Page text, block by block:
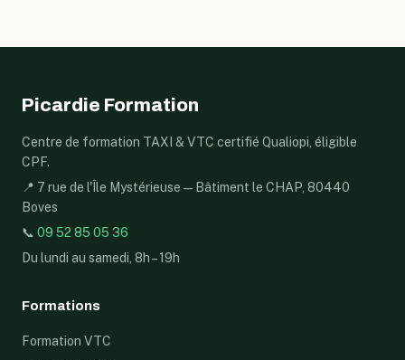
Picardie Formation
Centre de formation TAXI & VTC certifié Qualiopi, éligible
CPF.
📍 7 rue de l'Île Mystérieuse — Bâtiment le CHAP, 80440
Boves
📞 09 52 85 05 36
Du lundi au samedi, 8h – 19h
Formations
Formation VTC